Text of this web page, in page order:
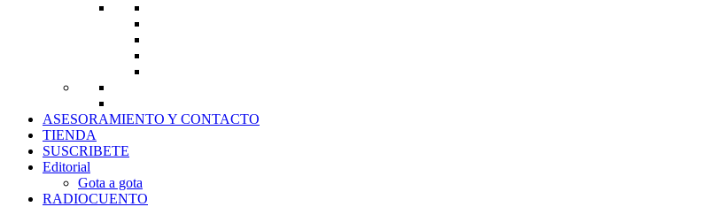
ASESORAMIENTO Y CONTACTO
TIENDA
SUSCRIBETE
Editorial
Gota a gota
RADIOCUENTO